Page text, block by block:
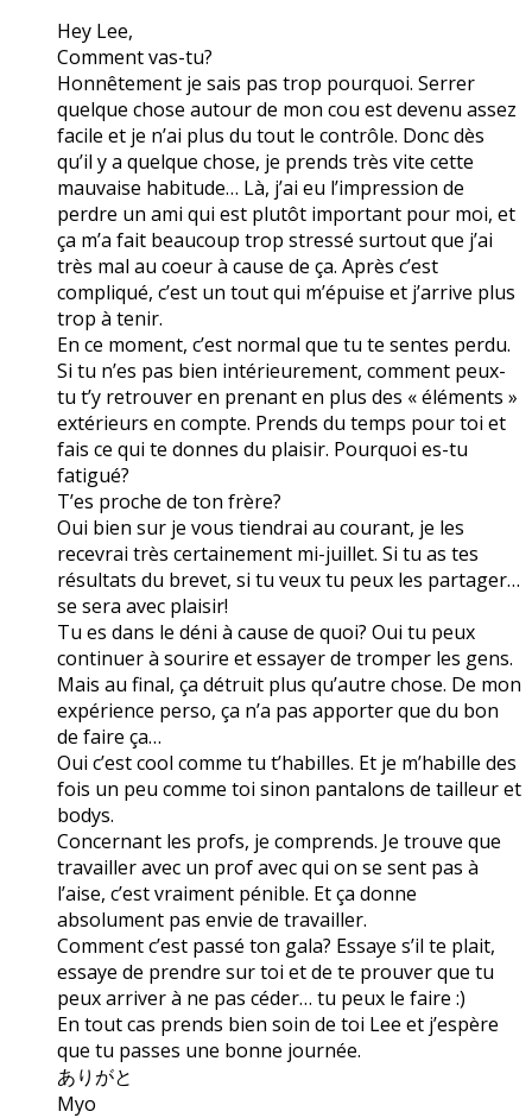
Hey Lee,
Comment vas-tu?
Honnêtement je sais pas trop pourquoi. Serrer
quelque chose autour de mon cou est devenu assez
facile et je n’ai plus du tout le contrôle. Donc dès
qu’il y a quelque chose, je prends très vite cette
mauvaise habitude… Là, j’ai eu l’impression de
perdre un ami qui est plutôt important pour moi, et
ça m’a fait beaucoup trop stressé surtout que j’ai
très mal au coeur à cause de ça. Après c’est
compliqué, c’est un tout qui m’épuise et j’arrive plus
trop à tenir.
En ce moment, c’est normal que tu te sentes perdu.
Si tu n’es pas bien intérieurement, comment peux-
tu t’y retrouver en prenant en plus des « éléments »
extérieurs en compte. Prends du temps pour toi et
fais ce qui te donnes du plaisir. Pourquoi es-tu
fatigué?
T’es proche de ton frère?
Oui bien sur je vous tiendrai au courant, je les
recevrai très certainement mi-juillet. Si tu as tes
résultats du brevet, si tu veux tu peux les partager…
se sera avec plaisir!
Tu es dans le déni à cause de quoi? Oui tu peux
continuer à sourire et essayer de tromper les gens.
Mais au final, ça détruit plus qu’autre chose. De mon
expérience perso, ça n’a pas apporter que du bon
de faire ça…
Oui c’est cool comme tu t’habilles. Et je m’habille des
fois un peu comme toi sinon pantalons de tailleur et
bodys.
Concernant les profs, je comprends. Je trouve que
travailler avec un prof avec qui on se sent pas à
l’aise, c’est vraiment pénible. Et ça donne
absolument pas envie de travailler.
Comment c’est passé ton gala? Essaye s’il te plait,
essaye de prendre sur toi et de te prouver que tu
peux arriver à ne pas céder… tu peux le faire :)
En tout cas prends bien soin de toi Lee et j’espère
que tu passes une bonne journée.
ありがと
Myo